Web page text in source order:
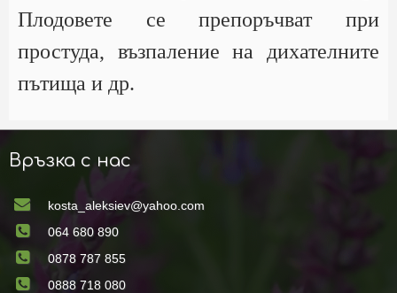
Плодовете се препоръчват при
простуда, възпаление на дихателните
пътища и др.
Връзка с нас
kosta_aleksiev@yahoo.com
064 680 890
0878 787 855
0888 718 080